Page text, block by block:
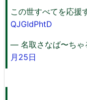
この世すべてを応援
QJGIdPhtD
— 名取さなば〜ちゃ
月25日